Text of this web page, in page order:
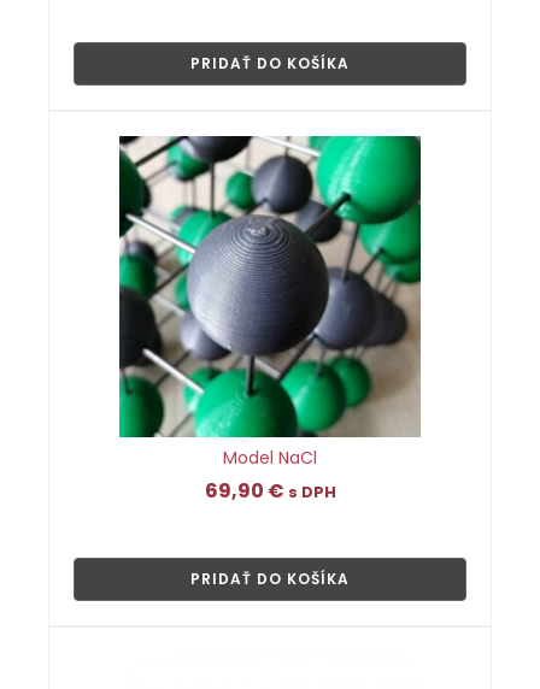
PRIDAŤ DO KOŠÍKA
Model NaCl
69,90 € s DPH
PRIDAŤ DO KOŠÍKA